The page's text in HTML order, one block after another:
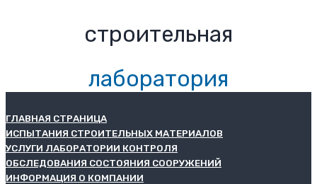
строительная
лаборатория
ГЛАВНАЯ СТРАНИЦА
ИСПЫТАНИЯ СТРОИТЕЛЬНЫХ МАТЕРИАЛОВ
УСЛУГИ ЛАБОРАТОРИИ КОНТРОЛЯ
ОБСЛЕДОВАНИЯ СОСТОЯНИЯ СООРУЖЕНИЙ
ИНФОРМАЦИЯ О КОМПАНИИ